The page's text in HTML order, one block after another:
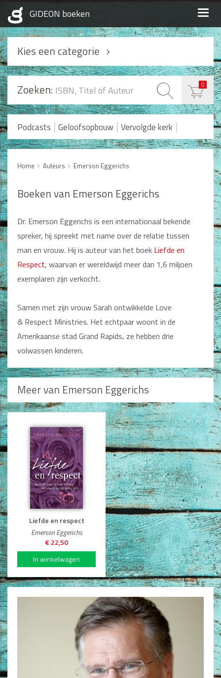
Kies een categorie
Podcasts
Geloofsopbouw
Praktisch Christen zijn
Levensverhalen
Huwelijk en Gezin
Opvoeding
Alle producten
Man / Vrouw
Man
Vrouw
Alle producten
Seksualiteit
Jongerenboeken
Kinderboeken
Voorlezen
Zelf lezen
Doeboeken
Alle producten
Cadeauboeken
Gideonietjes
Dagboeken
Gebed
Bijbel en Wetenschap
Alphacursus
Vervolgde kerk
Evangelisatie en Zending
Kerk en Israël
Gemeenteleven en Leiderschap
Romans en Verhalen
Zoeken: 0
Podcasts | Geloofsopbouw | Vervolgde kerk |
Romans en Verhalen|Koopjes
Home Auteurs Emerson Eggerichs
Boeken van Emerson Eggerichs
Dr. Emerson Eggerichs is een internationaal bekende
spreker, hij spreekt met name over de relatie tussen
man en vrouw. Hij is auteur van het boek Liefde en
Respect, waarvan er wereldwijd meer dan 1,6 miljoen
exemplaren zijn verkocht.
Samen met zijn vrouw Sarah ontwikkelde Love
& Respect Ministries. Het echtpaar woont in de
Amerikaanse stad Grand Rapids, ze hebben drie
volwassen kinderen.
Meer van Emerson Eggerichs
Liefde en respect
Emerson Eggerichs
€ 22,50